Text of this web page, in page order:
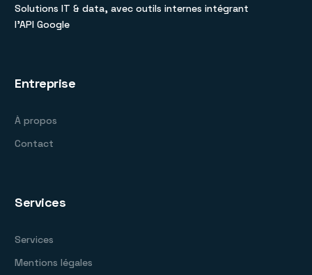
Solutions IT & data, avec outils internes intégrant
l’API Google
Entreprise
À propos
Contact
Services
Services
Mentions légales